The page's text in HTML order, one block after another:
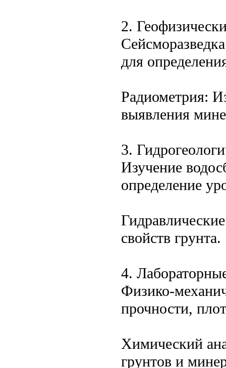
2.
для
Радиометрия:
выявления
3.
Изучение
определение
свойств грунта.
4.
Физико-
прочности,
Химический
грунтов и